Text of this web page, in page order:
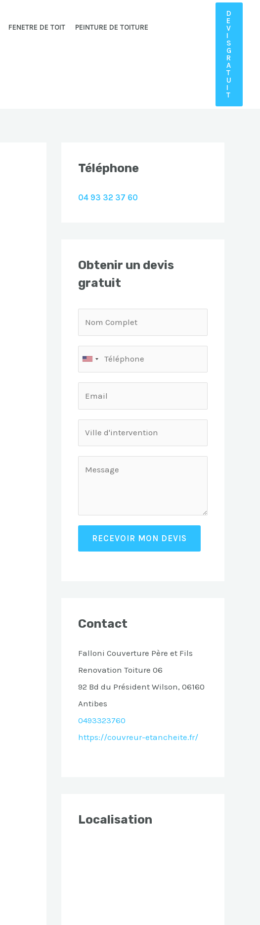
FENETRE DE TOIT PEINTURE DE TOITURE
D
E
V
I
S
G
R
A
T
U
I
T
Téléphone
04 93 32 37 60
Obtenir un devis
gratuit
RECEVOIR MON DEVIS
Contact
Falloni Couverture Père et Fils
Renovation Toiture 06
92 Bd du Président Wilson, 06160
Antibes
0493323760
https://couvreur-etancheite.fr/
Localisation